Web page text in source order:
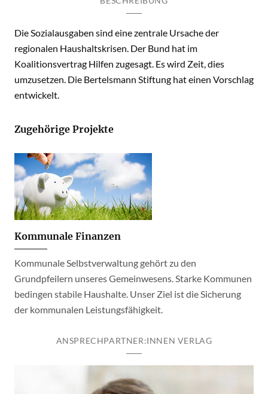
Die Sozialausgaben sind eine zentrale Ursache der
regionalen Haushaltskrisen. Der Bund hat im
Koalitionsvertrag Hilfen zugesagt. Es wird Zeit, dies
umzusetzen. Die Bertelsmann Stiftung hat einen Vorschlag
entwickelt.
Zugehörige Projekte
Kommunale Finanzen
Kommunale Selbstverwaltung gehört zu den
Grundpfeilern unseres Gemeinwesens. Starke Kommunen
bedingen stabile Haushalte. Unser Ziel ist die Sicherung
der kommunalen Leistungsfähigkeit.
ANSPRECHPARTNER:INNEN VERLAG